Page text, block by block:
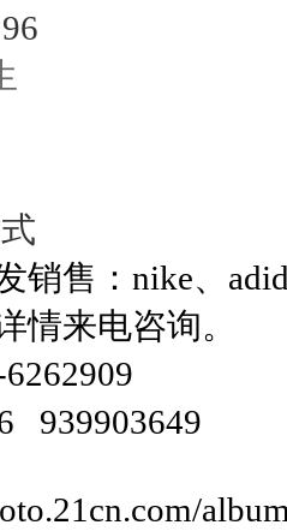
96
销售：nike、
情来电咨询。
939903649